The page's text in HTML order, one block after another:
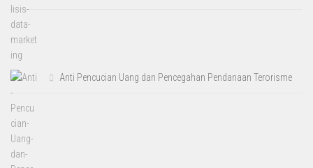
Anti Pencucian Uang dan Pencegahan Pendanaan Terorisme